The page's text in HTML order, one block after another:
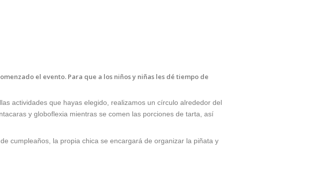
el evento. Para que a los niños y niñas les dé tiempo de
actividades que hayas elegido, realizamos un círculo alrededor del
y globoflexia mientras se comen las porciones de tarta, así
cumpleaños, la propia chica se encargará de organizar la piñata y